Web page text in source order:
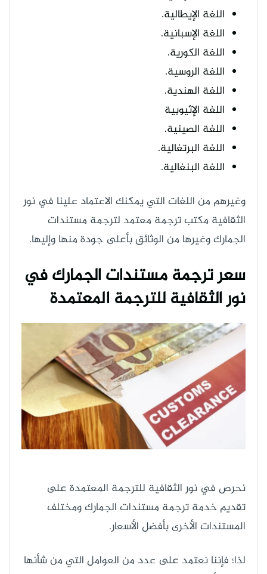
اللغة الإيطالية.
اللغة الإسبانية.
اللغة الكورية.
اللغة الروسية.
اللغة الهندية.
اللغة الإثيوبية
اللغة الصينية.
اللغة البرتغالية.
اللغة البنغالية.
وغيرهم من اللغات التي يمكنك الاعتماد علينا في نور
الثقافية مكتب ترجمة معتمد لترجمة مستندات
الجمارك وغيرها من الوثائق بأعلى جودة منها وإليها.
سعر ترجمة مستندات الجمارك في
نور الثقافية للترجمة المعتمدة
نحرص في نور الثقافية للترجمة المعتمدة على
تقديم خدمة ترجمة مستندات الجمارك ومختلف
المستندات الأخرى بأفضل الأسعار.
لذا؛ فإننا نعتمد على عدد من العوامل التي من شأنها